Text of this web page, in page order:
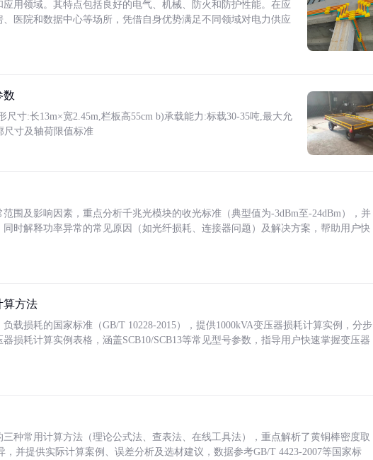
用领域。其特点包括良好的电气、机械、防火和防护性能。在应
医院和数据中心等场所，凭借自身优势满足不同领域对电力供应
数
尺寸:长13m×宽2.45m,栏板高55cm b)承载能力:标载30-35吨,最大允
尺寸及轴荷限值标准
围及影响因素，重点分析千兆光模块的收光标准（典型值为-3dBm至-24dBm），并
时解释功率异常的常见原因（如光纤损耗、连接器问题）及解决方案，帮助用户快
算方法
载损耗的国家标准（GB/T 10228-2015），提供1000kVA变压器损耗计算实例，分步
损耗计算实例表格，涵盖SCB10/SCB13等常见型号参数，指导用户快速掌握变压器
种常用计算方法（理论公式法、查表法、在线工具法），重点解析了黄铜棒密度取
，并提供实际计算案例、误差分析及选材建议，数据参考GB/T 4423-2007等国家标